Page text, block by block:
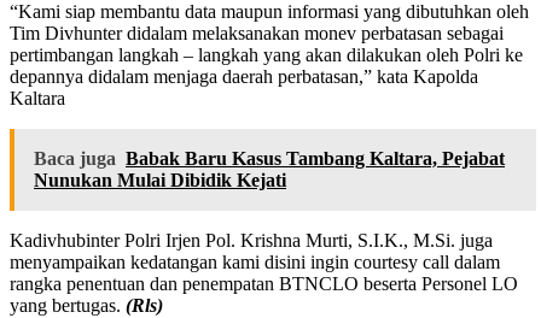
“Kami siap membantu data maupun informasi yang dibutuhkan oleh
Tim Divhunter didalam melaksanakan monev perbatasan sebagai
pertimbangan langkah – langkah yang akan dilakukan oleh Polri ke
depannya didalam menjaga daerah perbatasan,” kata Kapolda
Kaltara
Baca juga Babak Baru Kasus Tambang Kaltara, Pejabat
Nunukan Mulai Dibidik Kejati
Kadivhubinter Polri Irjen Pol. Krishna Murti, S.I.K., M.Si. juga
menyampaikan kedatangan kami disini ingin courtesy call dalam
rangka penentuan dan penempatan BTNCLO beserta Personel LO
yang bertugas. (Rls)